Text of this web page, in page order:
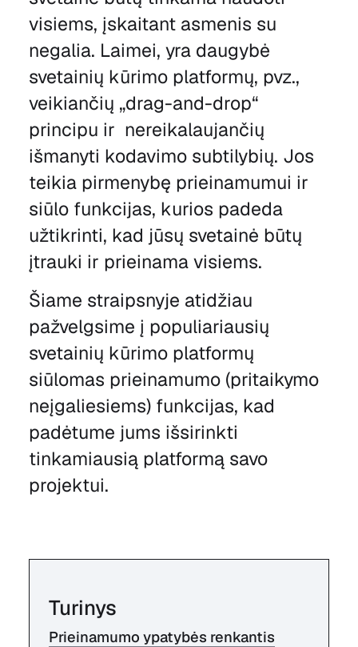
visiems, įskaitant asmenis su
negalia. Laimei, yra daugybė
svetainių kūrimo platformų, pvz.,
veikiančių „drag-and-drop“
principu ir nereikalaujančių
išmanyti kodavimo subtilybių. Jos
teikia pirmenybę prieinamumui ir
siūlo funkcijas, kurios padeda
užtikrinti, kad jūsų svetainė būtų
įtrauki ir prieinama visiems.
Šiame straipsnyje atidžiau
pažvelgsime į populiariausių
svetainių kūrimo platformų
siūlomas prieinamumo (pritaikymo
neįgaliesiems) funkcijas, kad
padėtume jums išsirinkti
tinkamiausią platformą savo
projektui.‍
Turinys
Prieinamumo ypatybės renkantis